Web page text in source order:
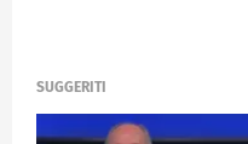
SUGGERITI